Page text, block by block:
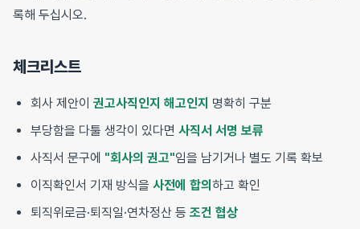
록해 두십시오.
체크리스트
회사 제안이 권고사직인지 해고인지 명확히 구분
부당함을 다툴 생각이 있다면 사직서 서명 보류
사직서 문구에 "회사의 권고"임을 남기거나 별도 기록 확보
이직확인서 기재 방식을 사전에 합의 하고 확인
퇴직위로금·퇴직일·연차정산 등 조건 협상